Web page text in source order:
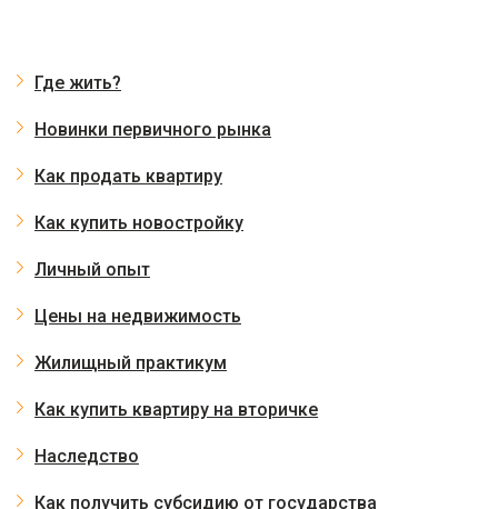
Где жить?
Новинки первичного рынка
Как продать квартиру
Как купить новостройку
Личный опыт
Цены на недвижимость
Жилищный практикум
Как купить квартиру на вторичке
Наследство
Как получить субсидию от государства